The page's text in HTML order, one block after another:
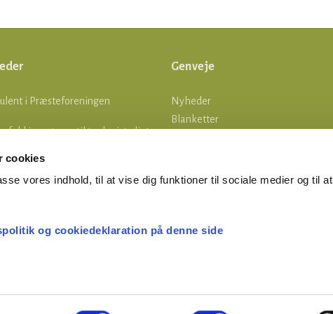
cookies
vores indhold, til at vise dig funktioner til sociale medier og til at
og cookiedeklaration på denne side
i Præsteforeningen
fald i ansøgere til teologistudiet
Genveje
Nyheder
Blanketter